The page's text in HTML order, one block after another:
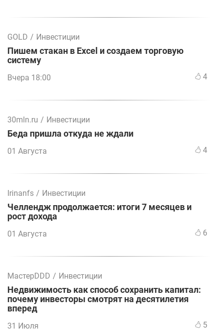
GOLD / Инвестиции
Пишем стакан в Excel и создаем торговую
систему
Вчера 18:00 4
30mln.ru / Инвестиции
Беда пришла откуда не ждали
01 Августа 4
Irinanfs / Инвестиции
Челлендж продолжается: итоги 7 месяцев и
рост дохода
01 Августа 6
МастерDDD / Инвестиции
Недвижимость как способ сохранить капитал:
почему инвесторы смотрят на десятилетия
вперед
31 Июля 5